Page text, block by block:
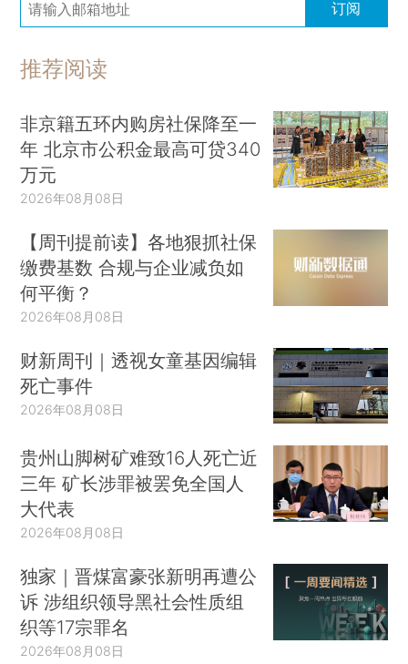
订阅
推荐阅读
非京籍五环内购房社保降至一
年 北京市公积金最高可贷340
万元
2026年08月08日
【周刊提前读】各地狠抓社保
缴费基数 合规与企业减负如
何平衡？
2026年08月08日
财新周刊｜透视女童基因编辑
死亡事件
2026年08月08日
贵州山脚树矿难致16人死亡近
三年 矿长涉罪被罢免全国人
大代表
2026年08月08日
独家｜晋煤富豪张新明再遭公
诉 涉组织领导黑社会性质组
织等17宗罪名
2026年08月08日